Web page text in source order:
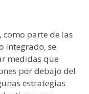
como parte de las
integrado, se
medidas que
por debajo del
estrategias